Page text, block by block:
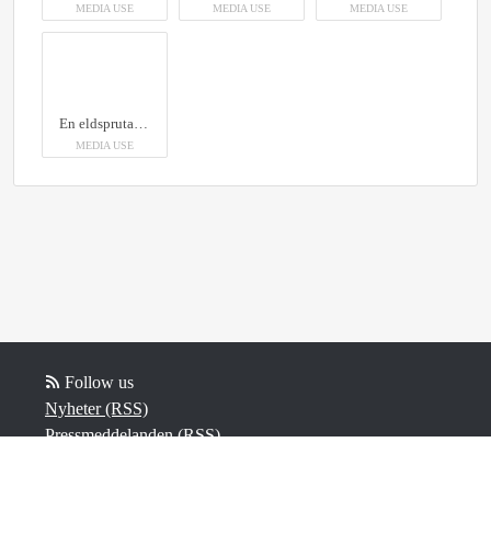
MEDIA USE MEDIA USE MEDIA USE
En eldsprutande trombon är ett av inslagen i Subtopias julföreställning Sinfonia Volante.
MEDIA USE
Follow us
Nyheter (RSS)
Pressmeddelanden (RSS)